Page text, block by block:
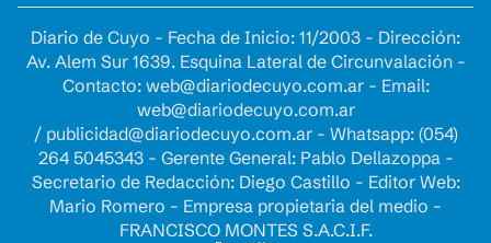
Diario de Cuyo - Fecha de Inicio: 11/2003 - Dirección:
Av. Alem Sur 1639. Esquina Lateral de Circunvalación -
Contacto: web@diariodecuyo.com.ar- Email:
web@diariodecuyo.com.ar
/ publicidad@diariodecuyo.com.ar- Whatsapp: (054)
264 5045343 - Gerente General: Pablo Dellazoppa -
Secretario de Redacción: Diego Castillo - Editor Web:
Mario Romero - Empresa propietaria del medio -
FRANCISCO MONTES S.A.C.I.F.